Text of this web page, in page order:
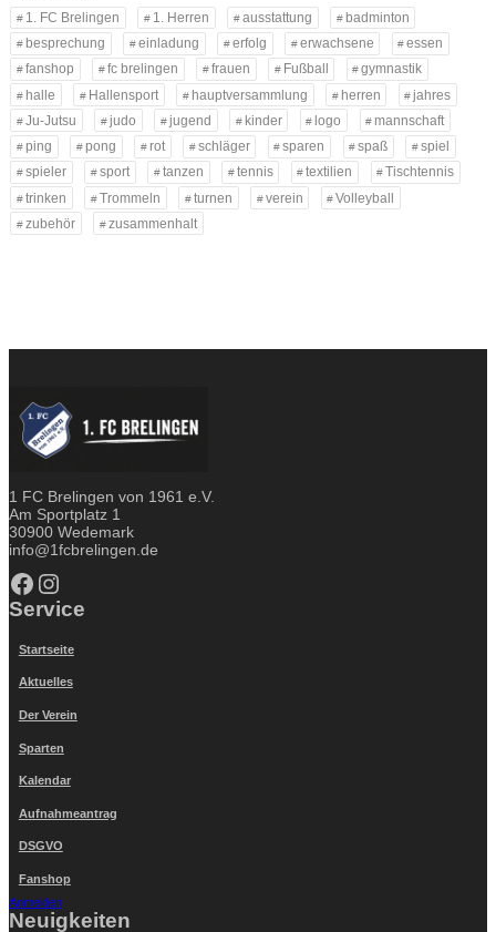
1. FC Brelingen 1. Herren ausstattung
badminton
besprechung
einladung erfolg erwachsene
essen
fanshop
fc brelingen frauen Fußball
gymnastik
halle
Hallensport hauptversammlung herren
jahres
Ju-Jutsu
judo jugend kinder logo
mannschaft
ping
pong rot schläger sparen spaß
spiel
spieler
sport tanzen tennis textilien
Tischtennis
trinken
Trommeln turnen verein
Volleyball
zubehör
zusammenhalt
1 FC Brelingen von 1961 e.V.
Am Sportplatz 1
30900 Wedemark
info@1fcbrelingen.de
Facebook Instagram
Service
Startseite
Aktuelles
Der Verein
Sparten
Kalendar
Aufnahmeantrag
DSGVO
Fanshop
Anmelden
Neuigkeiten